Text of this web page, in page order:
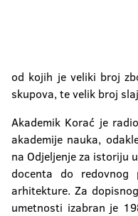
od kojih je veliki broj
skupova, te velik broj
Akademik Korać je
akademije nauka,
na Odjeljenje za istoriju
docenta do redovnog
arhitekture. Za
umetnosti izabran je